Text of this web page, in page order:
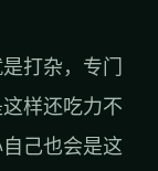
打杂，专门
样还吃力不
己也会是这